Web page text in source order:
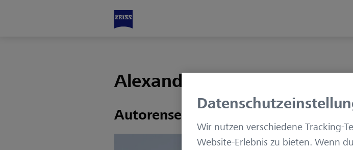
Alexandra Kempe
Autorenseite
Wir nutzen verschiedene Tracking-
Website-Erlebnis zu bieten. Wenn